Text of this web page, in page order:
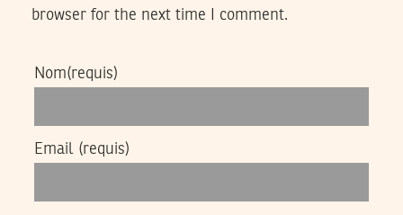
browser for the next time I comment.
Nom(requis)
Email (requis)